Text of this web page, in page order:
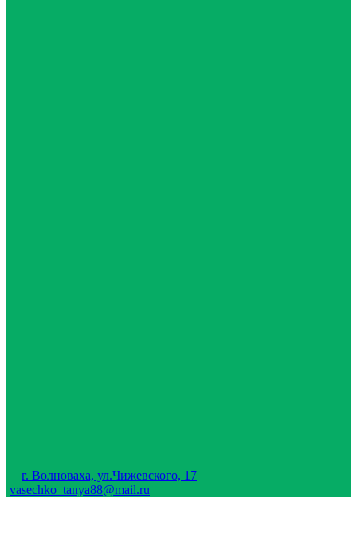
г. Волноваха, ул.Чижевского, 17
vasechko_tanya88@mail.ru